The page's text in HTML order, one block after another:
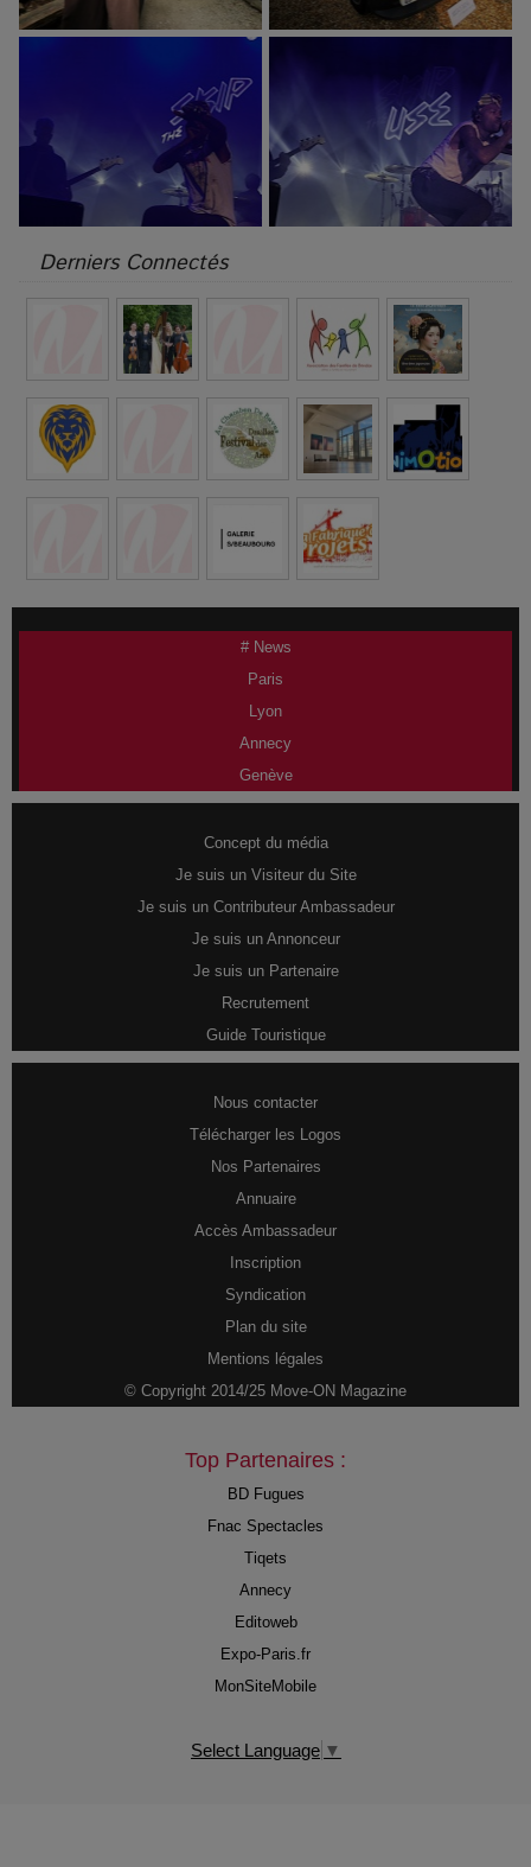
Derniers Connectés
# News
Paris
Lyon
Annecy
Genève
Concept du média
Je suis un Visiteur du Site
Je suis un Contributeur Ambassadeur
Je suis un Annonceur
Je suis un Partenaire
Recrutement
Guide Touristique
Nous contacter
Télécharger les Logos
Nos Partenaires
Annuaire
Accès Ambassadeur
Inscription
Syndication
Plan du site
Mentions légales
© Copyright 2014/25 Move-ON Magazine
Top Partenaires :
BD Fugues
Fnac Spectacles
Tiqets
Annecy
Editoweb
Expo-Paris.fr
MonSiteMobile
Select Language ▼